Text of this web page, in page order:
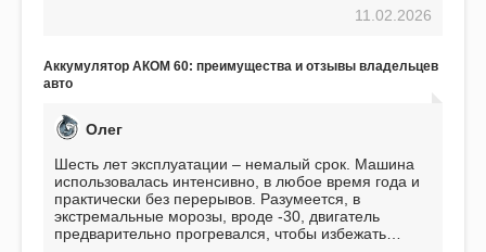
пожалел. Считаю, что это отличное вложение,11.02.2026
Аккумулятор АКОМ 60: преимущества и отзывы владельцев
авто
Олег
Шесть лет эксплуатации – немалый срок. Машина
использовалась интенсивно, в любое время года и
практически без перерывов. Разумеется, в
экстремальные морозы, вроде -30, двигатель
предварительно прогревался, чтобы избежать